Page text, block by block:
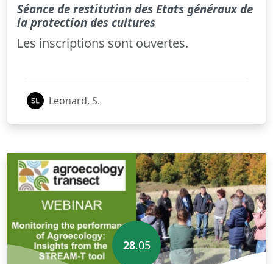
Séance de restitution des Etats généraux de
la protection des cultures
Les inscriptions sont ouvertes.
Leonard, S.
28.05